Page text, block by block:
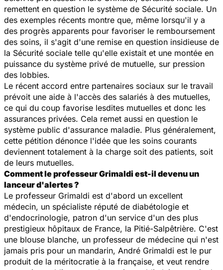
remettent en question le système de Sécurité sociale. Un
des exemples récents montre que, même lorsqu'il y a
des progrès apparents pour favoriser le remboursement
des soins, il s'agit d'une remise en question insidieuse de
la Sécurité sociale telle qu'elle existait et une montée en
puissance du système privé de mutuelle, sur pression
des lobbies.
Le récent accord entre partenaires sociaux sur le travail
prévoit une aide à l'accès des salariés à des mutuelles,
ce qui du coup favorise lesdites mutuelles et donc les
assurances privées. Cela remet aussi en question le
système public d'assurance maladie. Plus généralement,
cette pétition dénonce l'idée que les soins courants
deviennent totalement à la charge soit des patients, soit
de leurs mutuelles.
Comment le professeur Grimaldi est-il devenu un
lanceur d'alertes ?
Le professeur Grimaldi est d'abord un excellent
médecin, un spécialiste réputé de diabétologie et
d'endocrinologie, patron d'un service d'un des plus
prestigieux hôpitaux de France, la Pitié-Salpêtrière. C'est
une blouse blanche, un professeur de médecine qui n'est
jamais pris pour un mandarin, André Grimaldi est le pur
produit de la méritocratie à la française, et veut rendre